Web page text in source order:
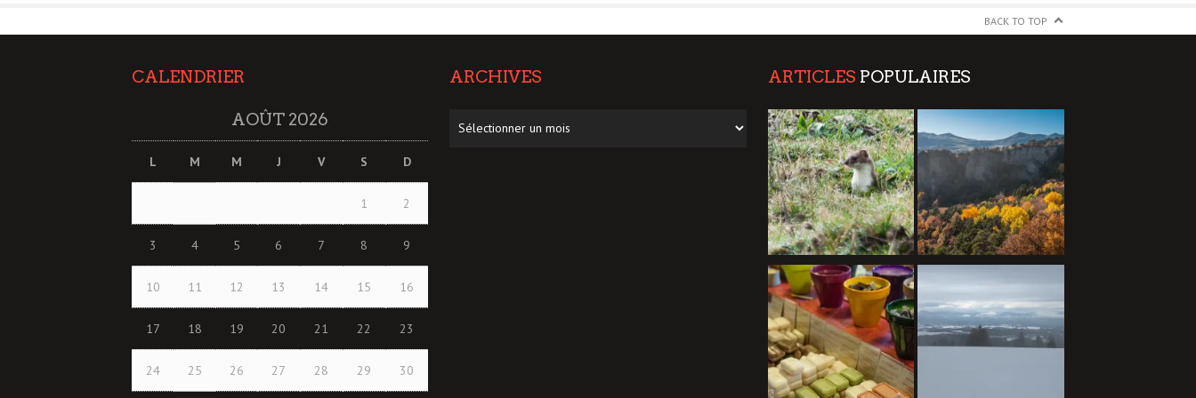
BACK TO TOP
CALENDRIER
AOÛT 2026
L M M J V S D
1 2
3 4 5 6 7 8 9
10 11 12 13 14 15 16
17 18 19 20 21 22 23
24 25 26 27 28 29 30
ARCHIVES ARTICLES POPULAIRES